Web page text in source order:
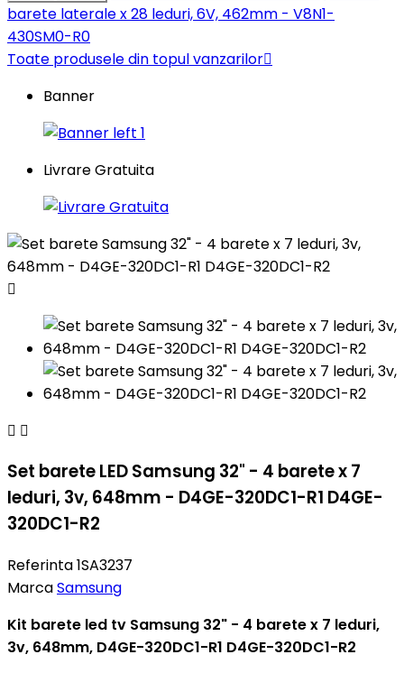
barete laterale x 28 leduri, 6V, 462mm - V8N1-
430SM0-R0
Toate produsele din topul vanzarilor
Banner
Livrare Gratuita

 
Set barete LED Samsung 32" - 4 barete x 7
leduri, 3v, 648mm - D4GE-320DC1-R1 D4GE-
320DC1-R2
Referinta1SA3237
MarcaSamsung
Kit barete led tv Samsung 32" - 4 barete x 7 leduri,
3v, 648mm, D4GE-320DC1-R1 D4GE-320DC1-R2